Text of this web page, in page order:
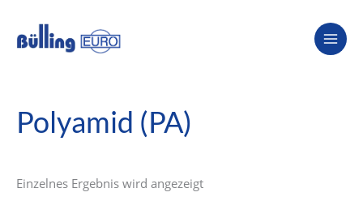
springen
Polyamid (PA)
Einzelnes Ergebnis wird angezeigt